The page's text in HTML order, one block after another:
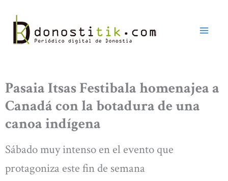
contenido
Pasaia Itsas Festibala homenajea a
Canadá con la botadura de una
canoa indígena
Sábado muy intenso en el evento que
protagoniza este fin de semana